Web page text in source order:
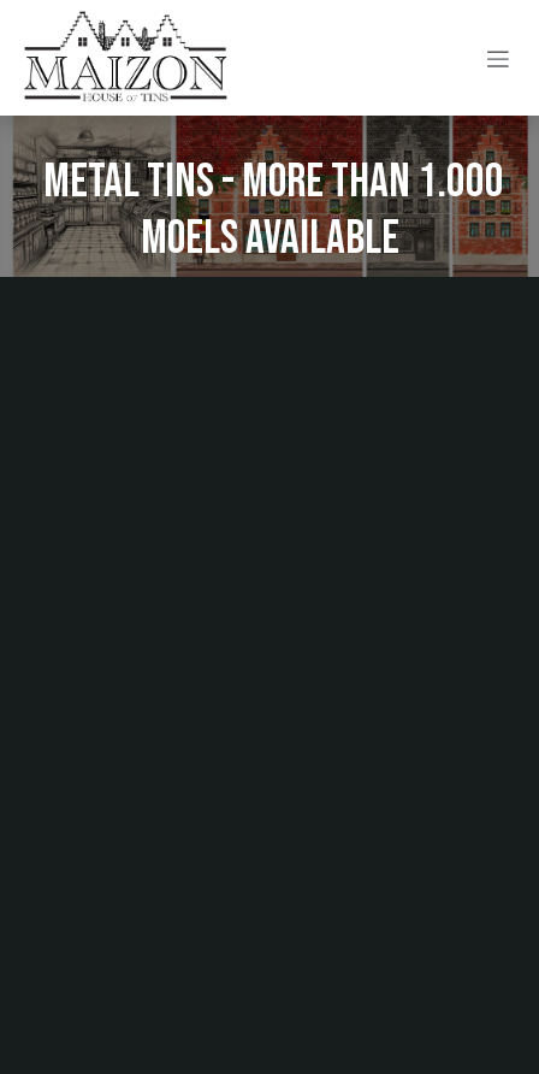
Se rendre au contenu
Metal tins - more than 1.000
moels available